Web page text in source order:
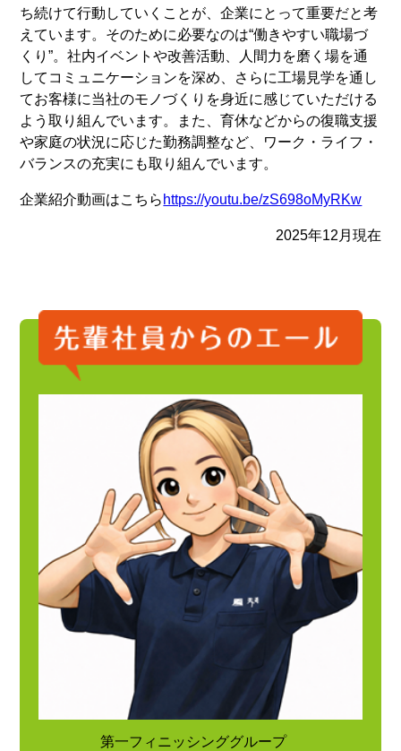
ち続けて行動していくことが、企業にとって重要だと考
えています。そのために必要なのは“働きやすい職場づ
くり”。社内イベントや改善活動、人間力を磨く場を通
してコミュニケーションを深め、さらに工場見学を通し
てお客様に当社のモノづくりを身近に感じていただける
よう取り組んでいます。また、育休などからの復職支援
や家庭の状況に応じた勤務調整など、ワーク・ライフ・
バランスの充実にも取り組んでいます。
企業紹介動画はこちら https://youtu.be/zS698oMyRKw
2025年12月現在
第一フィニッシンググループ